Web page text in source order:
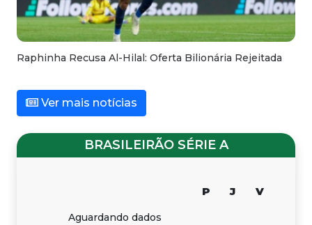
Raphinha Recusa Al-Hilal: Oferta Bilionária Rejeitada
Ver mais notícias
BRASILEIRÃO SÉRIE A
P J V
Aguardando dados